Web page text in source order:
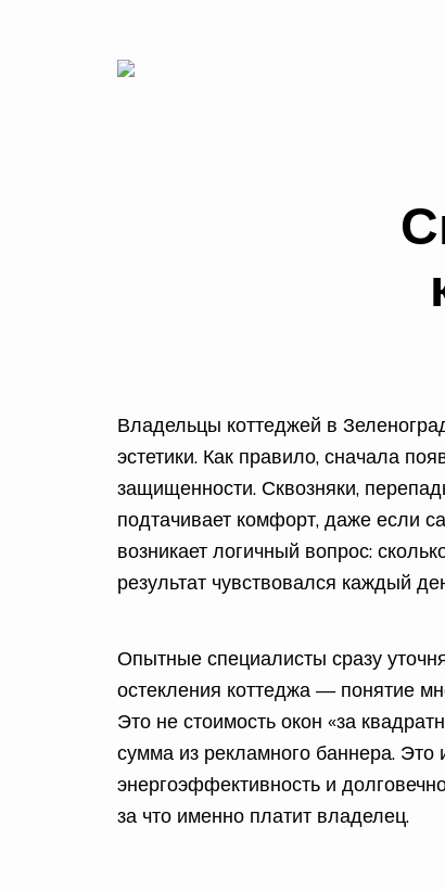
Владельцы коттеджей в
эстетики. Как правило, сначала
защищенности. Сквозняки,
подтачивает комфорт, даже если
возникает логичный вопрос:
результат чувствовался каждый
Опытные специалисты сразу
остекления коттеджа — понятие
Это не стоимость окон «за
сумма из рекламного баннера. Это
энергоэффективность и
за что именно платит владелец.